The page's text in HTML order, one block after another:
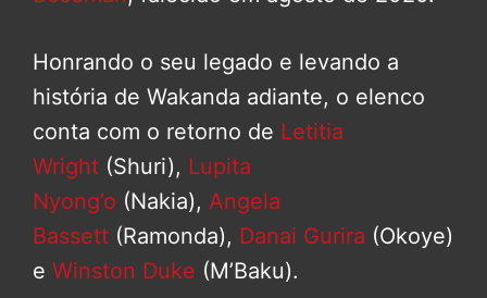
Honrando o seu legado e levando a
história de Wakanda adiante, o elenco
conta com o retorno de Letitia
Wright (Shuri), Lupita
Nyong’o (Nakia), Angela
Bassett (Ramonda), Danai Gurira (Okoye)
e Winston Duke (M’Baku).